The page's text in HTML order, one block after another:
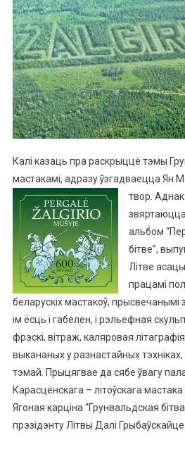
Калі казаць пра раскрыццё тэмы
мастакамі, адразу ўзгадваецца Ян
твор. Аднак
альбом
бітве”,
Літве
працамі
беларускіх мастакоў, прысвечанымі
ім ёсць і габелен, і рэльефная
фрэскі, вітраж, каляровая
выкананых у разнастайных
тэмай. Прыцягвае да сябе ўвагу
Карасценскага – літоўскага
Ягоная карціна “Грунвальдская
прэзідэнту Літвы Далі Грыбаўскайце